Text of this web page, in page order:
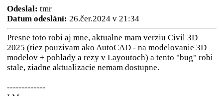
Odeslal: tmr
Datum odeslání: 26.čer.2024 v 21:34
Presne toto robi aj mne, aktualne mam verziu Civil 3D
2025 (tiez pouzivam ako AutoCAD - na modelovanie 3D
modelov + pohlady a rezy v Layoutoch) a tento "bug" robi
stale, ziadne aktualizacie nemam dostupne.
-------------